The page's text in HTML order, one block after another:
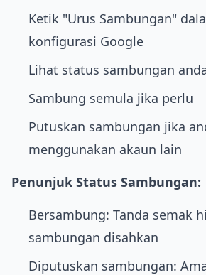
Ketik "Urus Sambungan"
konfigurasi Google
Lihat status sambungan
Sambung semula jika perlu
Putuskan sambungan jika
menggunakan akaun lain
Penunjuk Status Sambungan:
Bersambung: Tanda semak
sambungan disahkan
Diputuskan sambungan: